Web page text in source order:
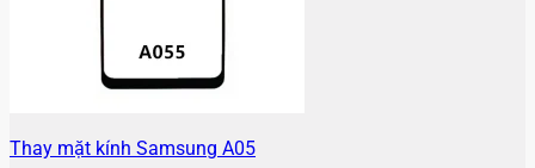
Thay mặt kính Samsung A05